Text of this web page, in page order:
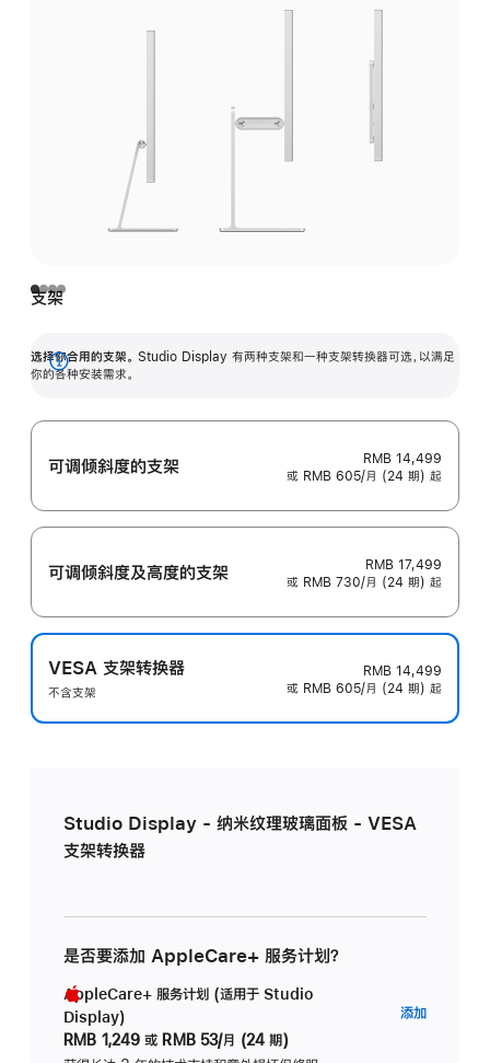
支架
选择你合用的支架。 Studio Display 有两种支架和一种支架转换器可选，以满足
你的各种安装需求。
展
可调倾斜度的支架
RMB 14,499
或 RMB 605/月 (24 期) 起
可调倾斜度及高‍度的支‍架
RMB 17,499
或 RMB 730/月 (24 期) 起
VESA 支架转换器
不含支架
RMB 14,499
或 RMB 605/月 (24 期) 起
Studio Display - 纳米纹理玻璃面板 - VESA
支架转换器
是否要添加 AppleCare+ 服务计划？
AppleCare+ 服务计划 (适用于 Studio
Display)
RMB 1,249 或 RMB 53/月 (24 期)
添加